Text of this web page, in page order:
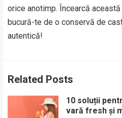
orice anotimp. Încearcă
bucură-te de o conservă de
autentică!
Related Posts
10 soluții
vară fresh și